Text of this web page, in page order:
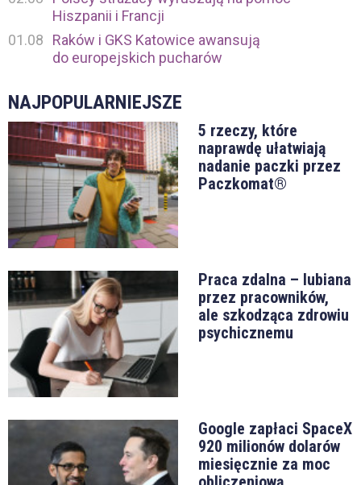
Hiszpanii i Francji
01.08
Raków i GKS Katowice awansują
do europejskich pucharów
NAJPOPULARNIEJSZE
5 rzeczy, które
naprawdę ułatwiają
nadanie paczki przez
Paczkomat®
Praca zdalna – lubiana
przez pracowników,
ale szkodząca zdrowiu
psychicznemu
Google zapłaci SpaceX
920 milionów dolarów
miesięcznie za moc